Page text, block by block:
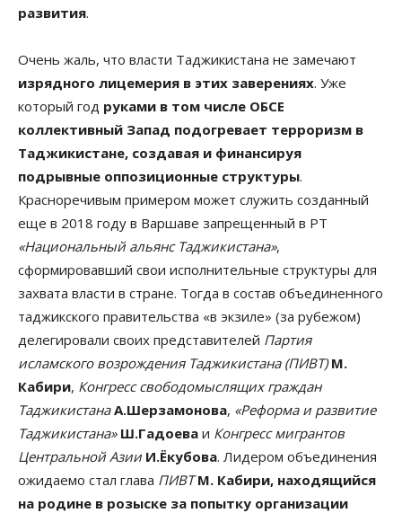
развития.
Очень жаль, что власти Таджикистана не замечают
изрядного лицемерия в этих заверениях. Уже
который год руками в том числе ОБСЕ
коллективный Запад подогревает терроризм в
Таджикистане, создавая и финансируя
подрывные оппозиционные структуры.
Красноречивым примером может служить созданный
еще в 2018 году в Варшаве запрещенный в РТ
«Национальный альянс Таджикистана»,
сформировавший свои исполнительные структуры для
захвата власти в стране. Тогда в состав объединенного
таджикского правительства «в экзиле» (за рубежом)
делегировали своих представителей Партия
исламского возрождения Таджикистана (ПИВТ) М.
Кабири, Конгресс свободомыслящих граждан
ТаджикистанаА.Шерзамонова, «Реформа и развитие
Таджикистана» Ш.Гадоева и Конгресс мигрантов
Центральной Азии И.Ёкубова. Лидером объединения
ожидаемо стал глава ПИВТ М. Кабири, находящийся
на родине в розыске за попытку организации